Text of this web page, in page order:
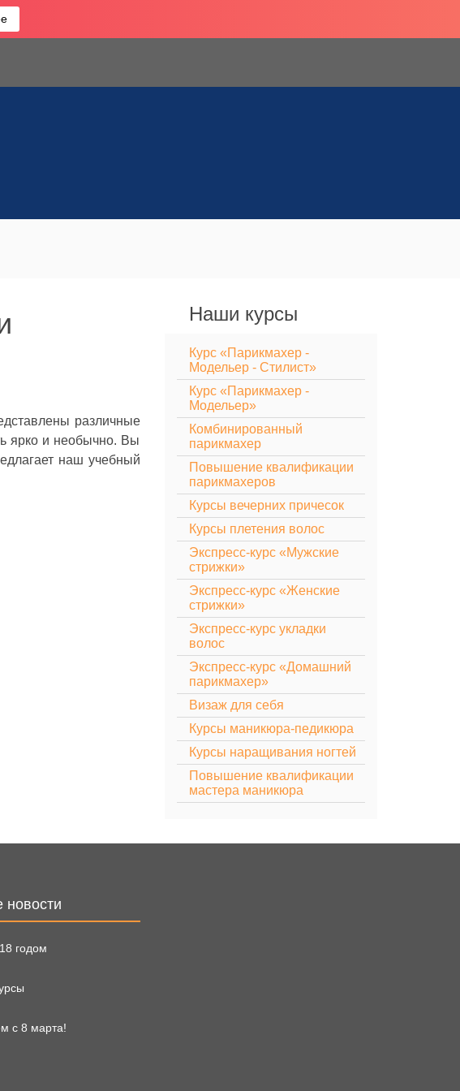
различные
ярко и необычно. Вы
наш учебный
Наши курсы
Курс «Парикмахер -
Модельер - Стилист»
Курс «Парикмахер -
Модельер»
Комбинированный
парикмахер
Повышение квалификации
парикмахеров
Курсы вечерних причесок
Курсы плетения волос
Экспресс-курс «Мужские
стрижки»
Экспресс-курс «Женские
стрижки»
Экспресс-курс укладки
волос
Экспресс-курс «Домашний
парикмахер»
Визаж для себя
Курсы маникюра-педикюра
Курсы наращивания ногтей
Повышение квалификации
мастера маникюра
новости
годом
с 8 марта!